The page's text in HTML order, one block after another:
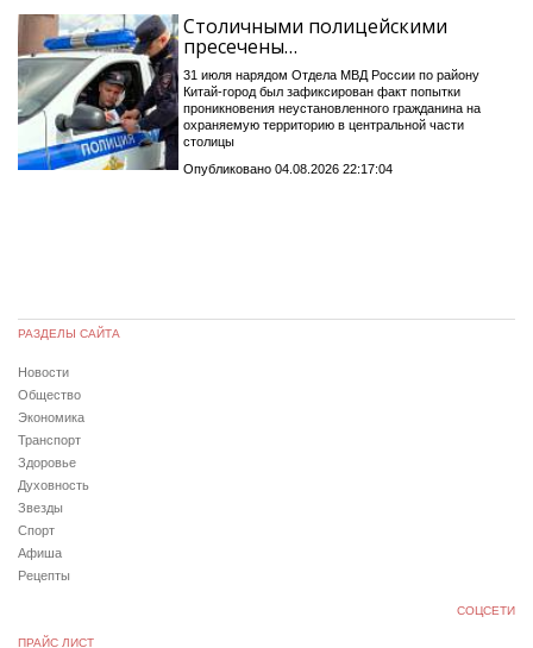
Столичными полицейскими
пресечены…
31 июля нарядом Отдела МВД России по району
Китай-город был зафиксирован факт попытки
проникновения неустановленного гражданина на
охраняемую территорию в центральной части
столицы
Опубликовано 04.08.2026 22:17:04
РАЗДЕЛЫ САЙТА
Новости
Общество
Экономика
Транспорт
Здоровье
Духовность
Звезды
Спорт
Афиша
Рецепты
СОЦСЕТИ
ПРАЙС ЛИСТ